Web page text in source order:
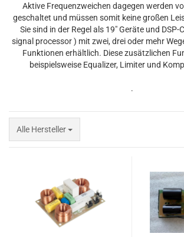
Aktive Frequenzweichen dagegen werden
geschaltet und müssen somit keine großen
Sie sind in der Regel als 19" Geräte und DSP-
signal processor) mit zwei, drei oder mehr
Funktionen erhältlich. Diese zusätzlichen
beispielsweise Equalizer, Limiter und
.
Alle Hersteller